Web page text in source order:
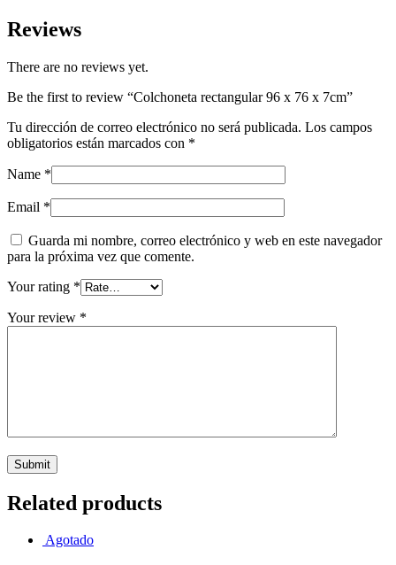
Reviews
There are no reviews yet.
Be the first to review “Colchoneta rectangular 96 x 76 x 7cm”
Tu dirección de correo electrónico no será publicada. Los campos
obligatorios están marcados con *
Name *
Email *
Guarda mi nombre, correo electrónico y web en este navegador
para la próxima vez que comente.
Your rating *
Your review *
Related products
Agotado